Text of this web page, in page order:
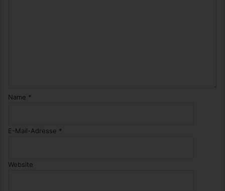
Name *
E-Mail-Adresse *
Website